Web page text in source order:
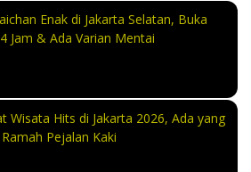
Enak di Jakarta Selatan, Buka
Jam & Ada Varian Mentai
Wisata Hits di Jakarta 2026, Ada yang
Pejalan Kaki